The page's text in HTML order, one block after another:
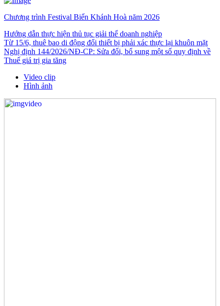
Chương trình Festival Biển Khánh Hoà năm 2026
Hướng dẫn thực hiện thủ tục giải thể doanh nghiệp
Từ 15/6, thuê bao di động đổi thiết bị phải xác thực lại khuôn mặt
Nghị định 144/2026/NĐ-CP: Sửa đổi, bổ sung một số quy định về
Thuế giá trị gia tăng
Video clip
Hình ảnh